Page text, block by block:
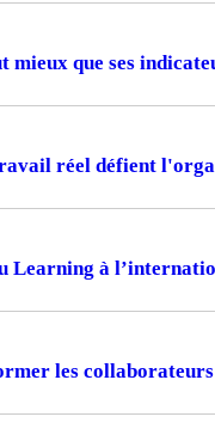
mieux que ses
réel défient
Learning à
les